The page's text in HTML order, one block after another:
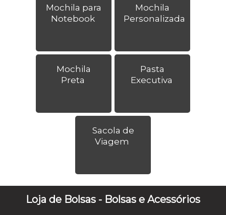
Mochila para
Notebook
Mochila
Personalizada
Mochila
Preta
Pasta
Executiva
Sacola de
Viagem
Loja de Bolsas - Bolsas e Acessórios